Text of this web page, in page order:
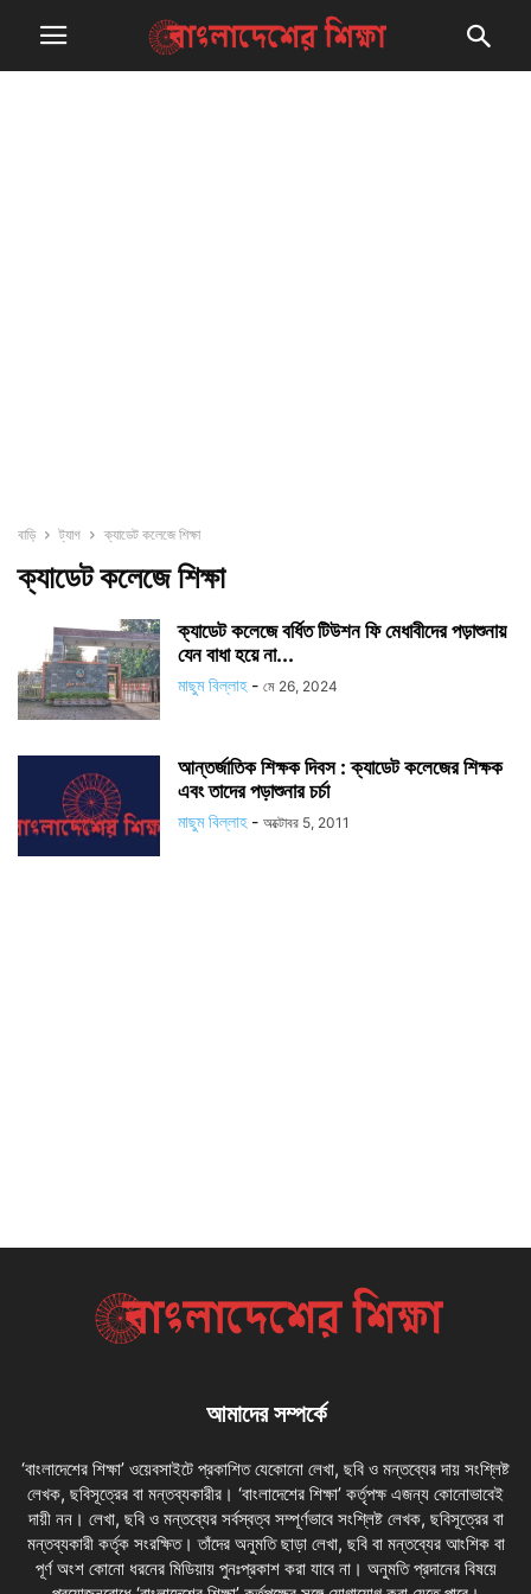
বাড়ি ট্যাগ ক্যাডেট কলেজে শিক্ষা
ক্যাডেট কলেজে শিক্ষা
ক্যাডেট কলেজে বর্ধিত টিউশন ফি মেধাবীদের পড়াশুনায়
যেন বাধা হয়ে না...
মাছুম বিল্লাহ - মে 26, 2024
আন্তর্জাতিক শিক্ষক দিবস : ক্যাডেট কলেজের শিক্ষক
এবং তাদের পড়াশুনার চর্চা
মাছুম বিল্লাহ - অক্টোবর 5, 2011
আমাদের সম্পর্কে
‘বাংলাদেশের শিক্ষা’ ওয়েবসাইটে প্রকাশিত যেকোনো লেখা, ছবি ও মন্তব্যের দায় সংশ্লিষ্ট
লেখক, ছবিসূত্রের বা মন্তব্যকারীর। ‘বাংলাদেশের শিক্ষা’ কর্তৃপক্ষ এজন্য কোনোভাবেই
দায়ী নন। লেখা, ছবি ও মন্তব্যের সর্বস্বত্ব সম্পূর্ণভাবে সংশ্লিষ্ট লেখক, ছবিসূত্রের বা
মন্তব্যকারী কর্তৃক সংরক্ষিত। তাঁদের অনুমতি ছাড়া লেখা, ছবি বা মন্তব্যের আংশিক বা
পূর্ণ অংশ কোনো ধরনের মিডিয়ায় পুনঃপ্রকাশ করা যাবে না। অনুমতি প্রদানের বিষয়ে